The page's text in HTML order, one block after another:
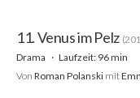
11. Venus im Pelz
Drama
Laufzeit: 96 min
Von Roman Polanski mit